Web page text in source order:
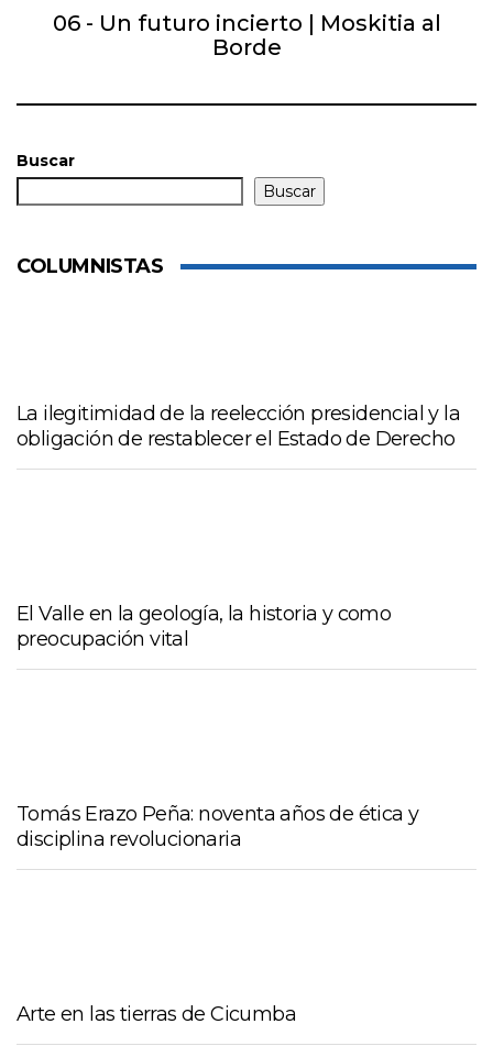
06 - Un futuro incierto | Moskitia al
Borde
Buscar
Buscar
COLUMNISTAS
La ilegitimidad de la reelección presidencial y la
obligación de restablecer el Estado de Derecho
El Valle en la geología, la historia y como
preocupación vital
Tomás Erazo Peña: noventa años de ética y
disciplina revolucionaria
Arte en las tierras de Cicumba